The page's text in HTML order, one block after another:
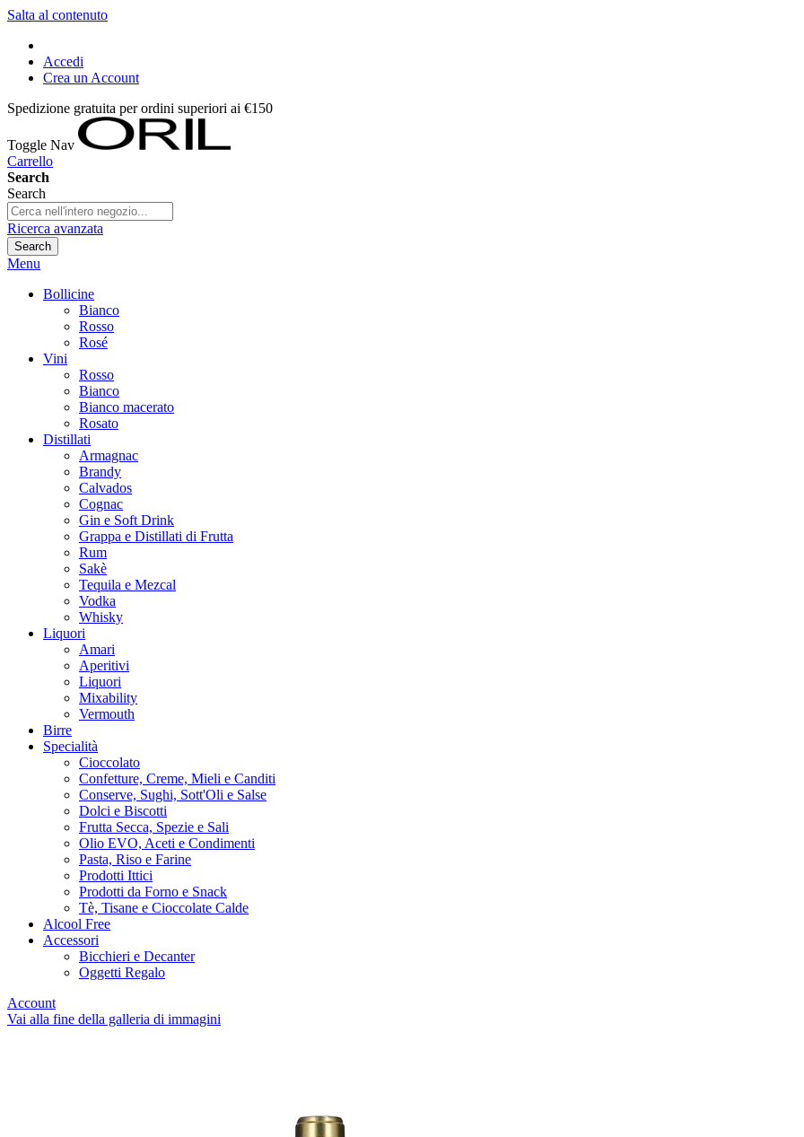
Salta al contenuto
Accedi
Crea un Account
Spedizione gratuita per ordini superiori ai €150
Toggle Nav
Carrello
Search
Search
Ricerca avanzata
Search
Menu
Bollicine
Bianco
Rosso
Rosé
Vini
Rosso
Bianco
Bianco macerato
Rosato
Distillati
Armagnac
Brandy
Calvados
Cognac
Gin e Soft Drink
Grappa e Distillati di Frutta
Rum
Sakè
Tequila e Mezcal
Vodka
Whisky
Liquori
Amari
Aperitivi
Liquori
Mixability
Vermouth
Birre
Specialità
Cioccolato
Confetture, Creme, Mieli e Canditi
Conserve, Sughi, Sott'Oli e Salse
Dolci e Biscotti
Frutta Secca, Spezie e Sali
Olio EVO, Aceti e Condimenti
Pasta, Riso e Farine
Prodotti Ittici
Prodotti da Forno e Snack
Tè, Tisane e Cioccolate Calde
Alcool Free
Accessori
Bicchieri e Decanter
Oggetti Regalo
Account
Vai alla fine della galleria di immagini